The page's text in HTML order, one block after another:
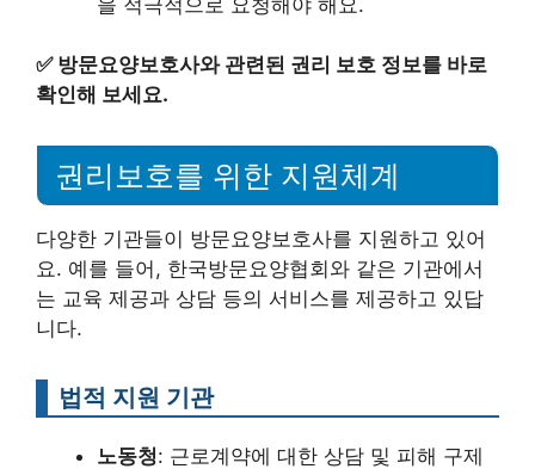
✅ 방문요양보호사와 관련된 권리 보호 정보를 바로
확인해 보세요.
권리보호를 위한 지원체계
다양한 기관들이 방문요양보호사를 지원하고 있어
요. 예를 들어, 한국방문요양협회와 같은 기관에서
는 교육 제공과 상담 등의 서비스를 제공하고 있답
니다.
법적 지원 기관
노동청: 근로계약에 대한 상담 및 피해 구제